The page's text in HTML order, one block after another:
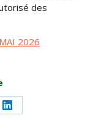
des
2026
Share